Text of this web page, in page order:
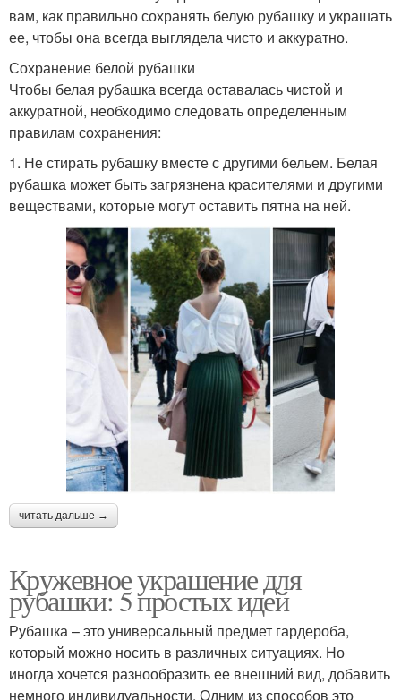
вам, как правильно сохранять белую рубашку и украшать
ее, чтобы она всегда выглядела чисто и аккуратно.
Сохранение белой рубашки
Чтобы белая рубашка всегда оставалась чистой и
аккуратной, необходимо следовать определенным
правилам сохранения:
1. Не стирать рубашку вместе с другими бельем. Белая
рубашка может быть загрязнена красителями и другими
веществами, которые могут оставить пятна на ней.
читать дальше →
Кружевное украшение для
рубашки: 5 простых идей
Рубашка – это универсальный предмет гардероба,
который можно носить в различных ситуациях. Но
иногда хочется разнообразить ее внешний вид, добавить
немного индивидуальности. Одним из способов это